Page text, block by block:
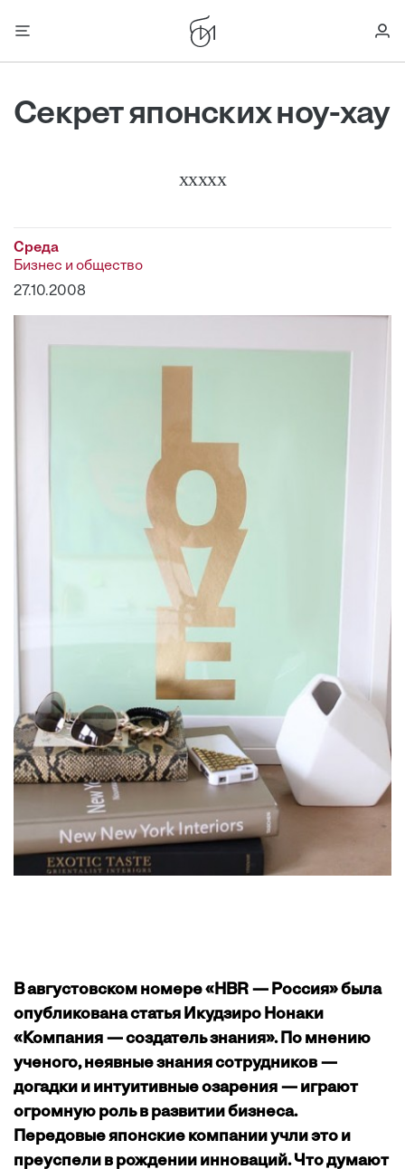
Секрет японских ноу-хау
ххххх
Среда
Бизнес и общество
27.10.2008
В августовском номере «HBR — Россия» была
опубликована статья Икудзиро Нонаки
«Компания — создатель знания». По мнению
ученого, неявные знания сотрудников —
догадки и интуитивные озарения — играют
огромную роль в развитии бизнеса.
Передовые японские компании учли это и
преуспели в рождении инноваций. Что думают